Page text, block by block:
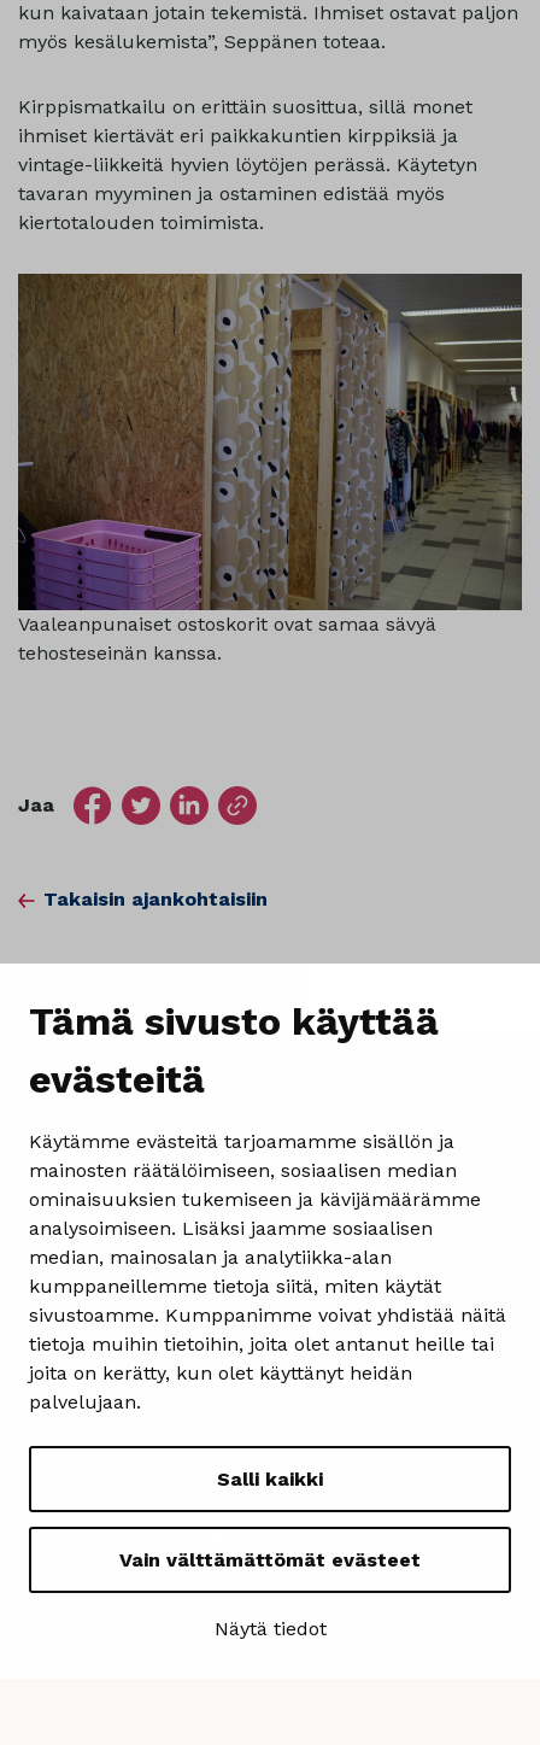
Tämä sivusto käyttää
evästeitä
Käytämme evästeitä tarjoamamme sisällön ja
mainosten räätälöimiseen, sosiaalisen median
ominaisuuksien tukemiseen ja kävijämäärämme
analysoimiseen. Lisäksi jaamme sosiaalisen
median, mainosalan ja analytiikka-alan
kumppaneillemme tietoja siitä, miten käytät
sivustoamme. Kumppanimme voivat yhdistää näitä
tietoja muihin tietoihin, joita olet antanut heille tai
joita on kerätty, kun olet käyttänyt heidän
palvelujaan.
Salli kaikki
Vain välttämättömät evästeet
Näytä tiedot
kun kaivataan jotain tekemistä. Ihmiset ostavat paljon
myös kesälukemista”, Seppänen toteaa.
Kirppismatkailu on erittäin suosittua, sillä monet
ihmiset kiertävät eri paikkakuntien kirppiksiä ja
vintage-liikkeitä hyvien löytöjen perässä. Käytetyn
tavaran myyminen ja ostaminen edistää myös
kiertotalouden toimimista.
Vaaleanpunaiset ostoskorit ovat samaa sävyä
tehosteseinän kanssa.
Jaa
Takaisin ajankohtaisiin
Yhteystiedot
Heinolan matkailuinfo
Kauppakatu 4
18100 Heinola
ma-pe 08.30-15.30
+358 3 849 3606
Seuraa meitä